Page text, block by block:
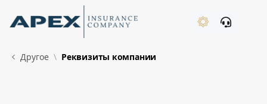
Skip to Main Content
Другое Реквизиты компании
New